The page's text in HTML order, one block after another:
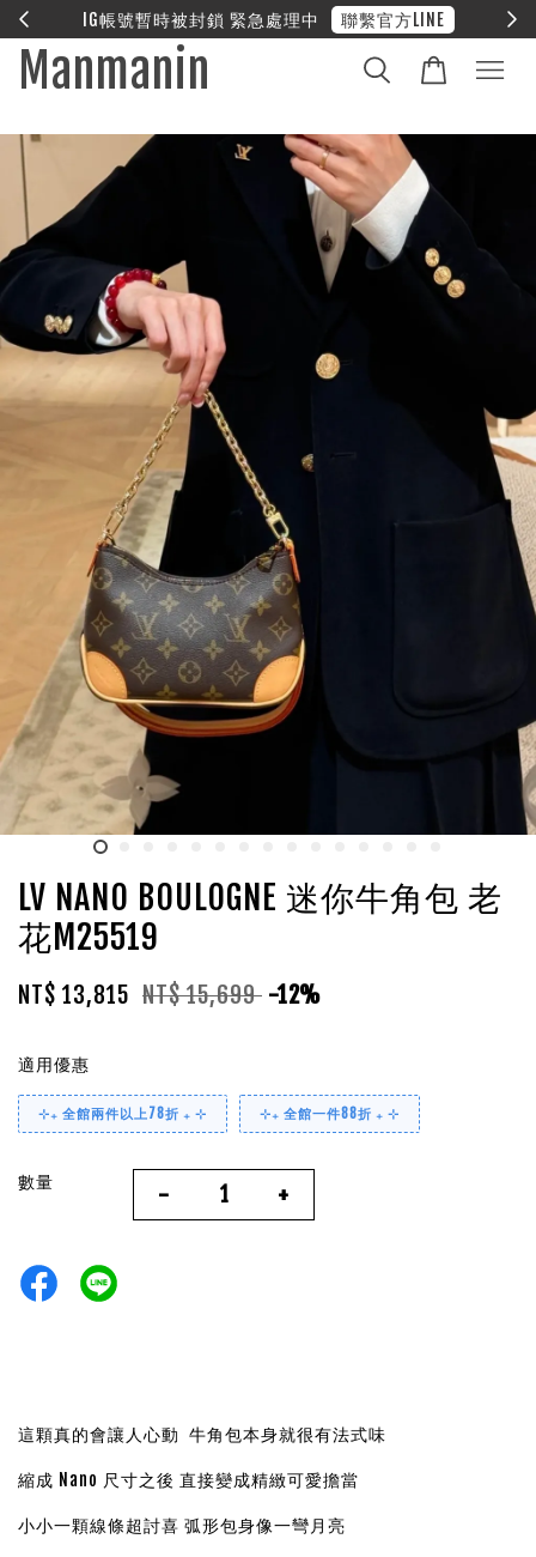
❤︎ 全館滿兩萬享免運
Manmanin
LV NANO BOULOGNE 迷你牛角包 老
花M25519
NT$ 13,815 NT$ 15,699 -12%
適用優惠
⊹₊ 全館兩件以上78折 ₊ ⊹ ⊹₊ 全館一件88折 ₊ ⊹
數量 - +
這顆真的會讓人心動 牛角包本身就很有法式味
縮成 Nano 尺寸之後 直接變成精緻可愛擔當
小小一顆線條超討喜 弧形包身像一彎月亮